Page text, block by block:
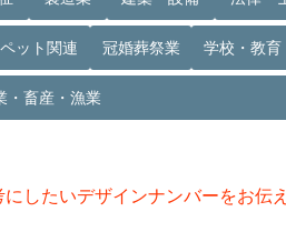
ペット関連 冠婚葬祭業 学校・教育
・畜産・漁業
にしたいデザインナンバーをお伝